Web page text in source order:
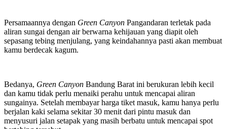
Persamaannya dengan Green Canyon Pangandaran terletak pada
aliran sungai dengan air berwarna kehijauan yang diapit oleh
sepasang tebing menjulang, yang keindahannya pasti akan membuat
kamu berdecak kagum.
Bedanya, Green Canyon Bandung Barat ini berukuran lebih kecil
dan kamu tidak perlu menaiki perahu untuk mencapai aliran
sungainya. Setelah membayar harga tiket masuk, kamu hanya perlu
berjalan kaki selama sekitar 30 menit dari pintu masuk dan
menyusuri jalan setapak yang masih berbatu untuk mencapai spot